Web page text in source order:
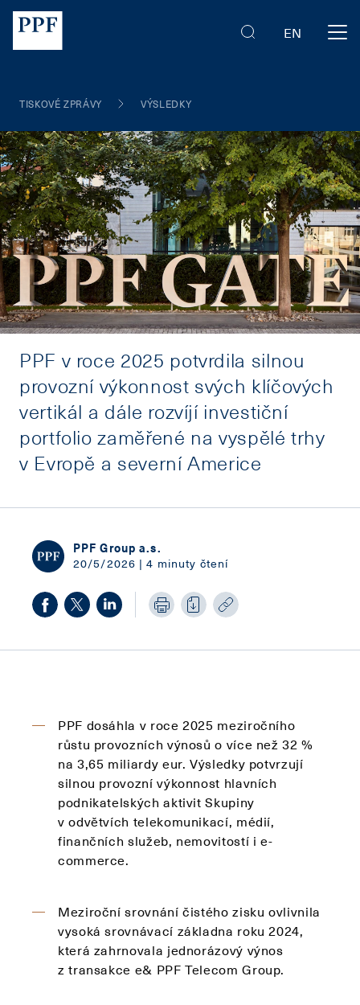
EN
TISKOVÉ ZPRÁVY VÝSLEDKY
PPF v roce 2025 potvrdila silnou
provozní výkonnost svých klíčových
vertikál a dále rozvíjí investiční
portfolio zaměřené na vyspělé trhy
v Evropě a severní Americe
PPF Group a.s.
20/5/2026 | 4 minuty čtení
PPF dosáhla v roce 2025 meziročního
růstu provozních výnosů o více než 32 %
na 3,65 miliardy eur. Výsledky potvrzují
silnou provozní výkonnost hlavních
podnikatelských aktivit Skupiny
v odvětvích telekomunikací, médií,
finančních služeb, nemovitostí i e-
commerce.
Meziroční srovnání čistého zisku ovlivnila
vysoká srovnávací základna roku 2024,
která zahrnovala jednorázový výnos
z transakce e& PPF Telecom Group.